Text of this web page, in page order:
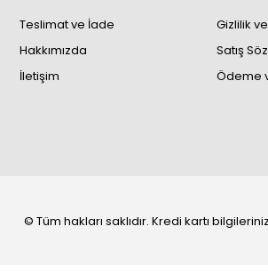
Teslimat ve İade
Hakkımızda
İletişim
Gizlilik
Satış
Ödeme
© Tüm hakları saklıdır. Kredi kartı